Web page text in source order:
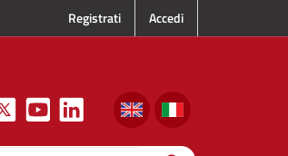
Registrati Accedi